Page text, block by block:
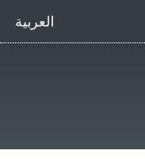
العربية